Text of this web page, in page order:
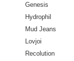
Genesis
Hydrophil
Mud Jeans
Lovjoi
Recolution